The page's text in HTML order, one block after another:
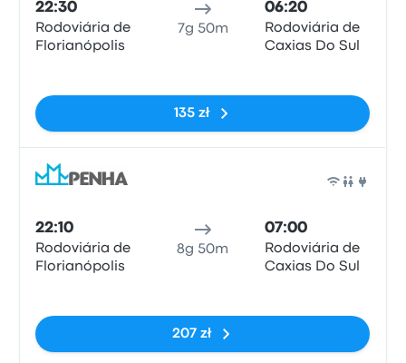
22:30
Rodoviária de
Florianópolis
7g 50m
06:20
Rodoviária de
Caxias Do Sul
135 zł
22:10
Rodoviária de
Florianópolis
8g 50m
07:00
Rodoviária de
Caxias Do Sul
207 zł